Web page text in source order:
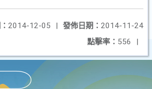
發佈日期： 2014-11-24
2014-12-05
|
點擊率： 556 |